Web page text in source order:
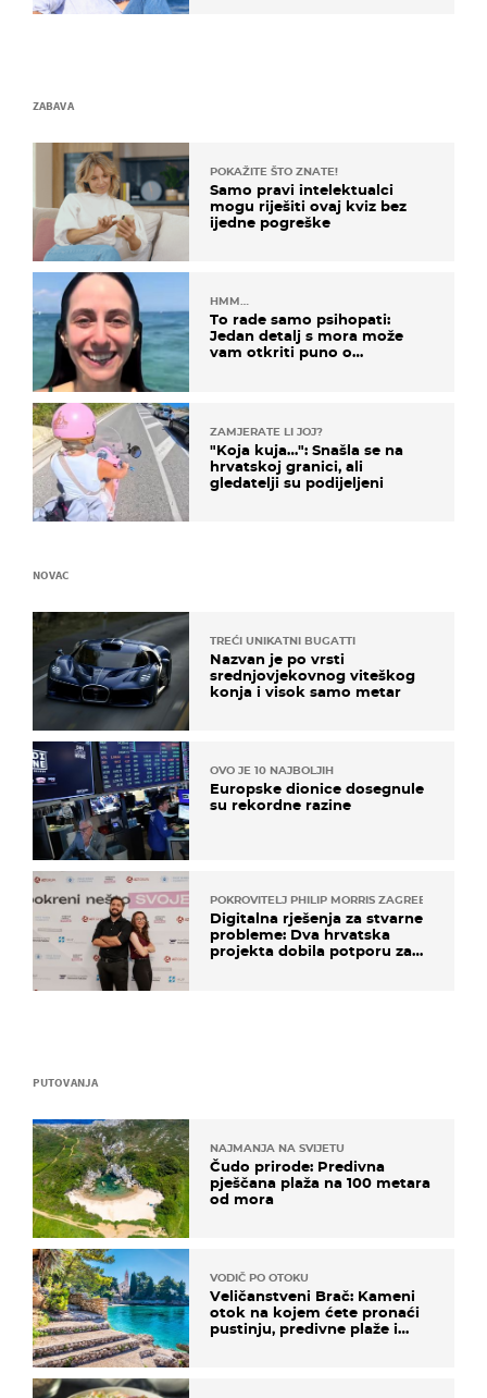
ZABAVA
POKAŽITE ŠTO ZNATE!
Samo pravi intelektualci
mogu riješiti ovaj kviz bez
ijedne pogreške
HMM…
To rade samo psihopati:
Jedan detalj s mora može
vam otkriti puno o
ZAMJERATE LI JOJ?
"Koja kuja…": Snašla se na
hrvatskoj granici, ali
gledatelji su podijeljeni
PUTOVANJA
NAJMANJA NA SVIJETU
Čudo prirode: Predivna
pješčana plaža na 100 metara
od mora
VODIČ PO OTOKU
Veličanstveni Brač: Kameni
otok na kojem ćete pronaći
pustinju, predivne plaže i
NOVAC
TREĆI UNIKATNI BUGATTI
Nazvan je po vrsti
srednjovjekovnog viteškog
konja i visok samo metar
OVO JE 10 NAJBOLJIH
Europske dionice dosegnule
su rekordne razine
POKROVITELJ PHILIP MORRIS ZAGREB
Digitalna rješenja za stvarne
probleme: Dva hrvatska
projekta dobila potporu za